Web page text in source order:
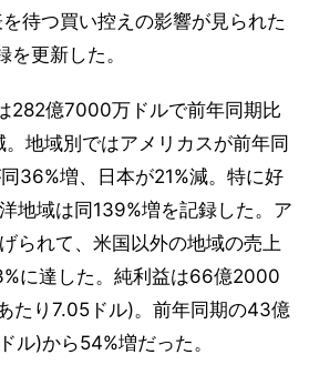
待つ買い控えの影響が見られた
更新した。
282億7000万ドルで前年同期比
地域別ではアメリカスが前年同
36%増、日本が21%減。特に好
地域は同139%増を記録した。ア
られて、米国以外の地域の売上
に達した。純利益は66億2000
たり7.05ドル)。前年同期の43億
ル)から54%増だった。